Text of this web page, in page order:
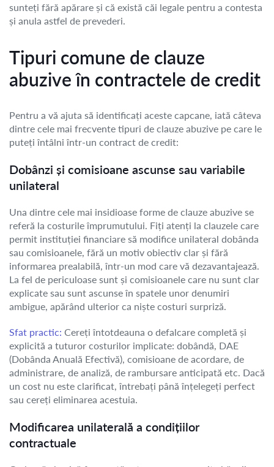
sunteți fără apărare și că există căi legale pentru a contesta
și anula astfel de prevederi.
Tipuri comune de clauze
abuzive în contractele de credit
Pentru a vă ajuta să identificați aceste capcane, iată câteva
dintre cele mai frecvente tipuri de clauze abuzive pe care le
puteți întâlni într-un contract de credit:
Dobânzi și comisioane ascunse sau variabile
unilateral
Una dintre cele mai insidioase forme de clauze abuzive se
referă la costurile împrumutului. Fiți atenți la clauzele care
permit instituției financiare să modifice unilateral dobânda
sau comisioanele, fără un motiv obiectiv clar și fără
informarea prealabilă, într-un mod care vă dezavantajează.
La fel de periculoase sunt și comisioanele care nu sunt clar
explicate sau sunt ascunse în spatele unor denumiri
ambigue, apărând ulterior ca niște costuri surpriză.
Sfat practic: Cereți întotdeauna o defalcare completă și
explicită a tuturor costurilor implicate: dobândă, DAE
(Dobânda Anuală Efectivă), comisioane de acordare, de
administrare, de analiză, de rambursare anticipată etc. Dacă
un cost nu este clarificat, întrebați până înțelegeți perfect
sau cereți eliminarea acestuia.
Modificarea unilaterală a condițiilor
contractuale